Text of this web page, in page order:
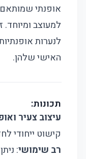
אופנתי שמותאם
למעוצב ומיוחד.
לנערות
האישי שלהן.
תכונות:
עיצוב צעיר
קישוט ייחודי
רב שימושי: